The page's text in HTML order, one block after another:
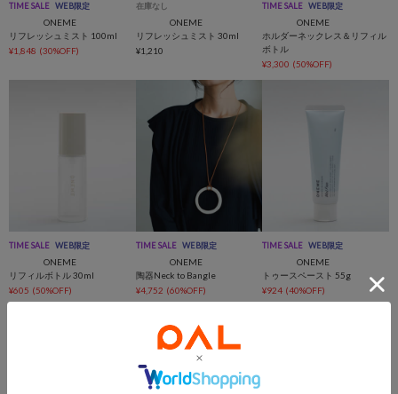
TIME SALE WEB限定
ONEME
リフレッシュミスト 100ml
¥1,848 (30%OFF)
在庫なし
ONEME
リフレッシュミスト 30ml
¥1,210
TIME SALE WEB限定
ONEME
ホルダーネックレス＆リフィル
ボトル
¥3,300 (50%OFF)
TIME SALE WEB限定
ONEME
リフィルボトル 30ml
¥605 (50%OFF)
TIME SALE WEB限定
ONEME
陶器Neck to Bangle
¥4,752 (60%OFF)
TIME SALE WEB限定
ONEME
トゥースペースト 55g
¥924 (40%OFF)